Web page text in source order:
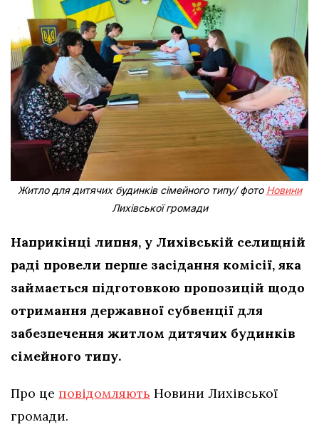
Житло для дитячих будинків сімейного типу/ фото Новини
Лихівської громади
Наприкінці липня, у Лихівській селищній
раді провели перше засідання комісії, яка
займається підготовкою пропозицій щодо
отримання державної субвенції для
забезпечення житлом дитячих будинків
сімейного типу.
Про це повідомляють Новини Лихівської
громади.